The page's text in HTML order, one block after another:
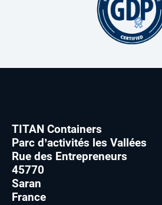
TITAN Containers
Parc d’activités les Vallées
Rue des Entrepreneurs
45770
Saran
France